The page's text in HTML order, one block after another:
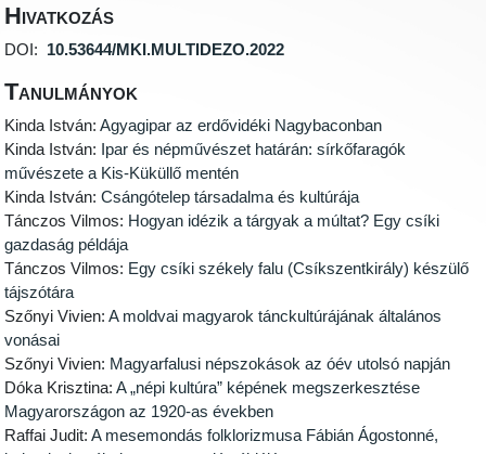
Hivatkozás
DOI: 10.53644/MKI.MULTIDEZO.2022
Tanulmányok
Kinda István:Agyagipar az erdővidéki Nagybaconban
Kinda István:
Ipar és népművészet határán: sírkőfaragók
művészete a Kis-Küküllő mentén
Kinda István:Csángótelep társadalma és kultúrája
Tánczos Vilmos: Hogyan idézik a tárgyak a múltat? Egy csíki
gazdaság példája
Tánczos Vilmos: Egy csíki székely falu (Csíkszentkirály) készülő
tájszótára
Szőnyi Vivien:A moldvai magyarok tánckultúrájának általános
vonásai
Szőnyi Vivien: Magyarfalusi népszokások az óév utolsó napján
Dóka Krisztina:A „népi kultúra” képének megszerkesztése
Magyarországon az 1920-as években
Raffai Judit:A mesemondás folklorizmusa Fábián Ágostonné,